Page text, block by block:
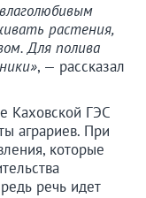
растения,
Для полива
, — рассказал
Каховской ГЭС
аграриев. При
которые
речь идет